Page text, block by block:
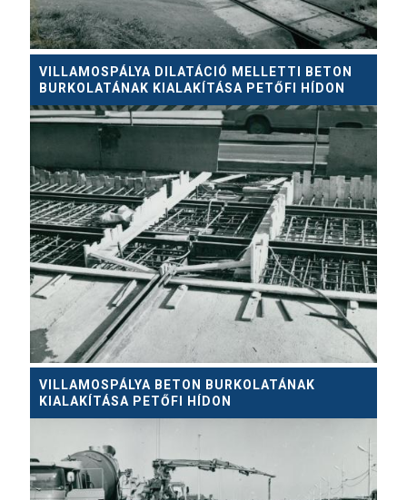
VILLAMOSPÁLYA DILATÁCIÓ MELLETTI BETON
BURKOLATÁNAK KIALAKÍTÁSA PETŐFI HÍDON
VILLAMOSPÁLYA BETON BURKOLATÁNAK
KIALAKÍTÁSA PETŐFI HÍDON